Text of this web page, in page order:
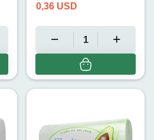
0,36 USD